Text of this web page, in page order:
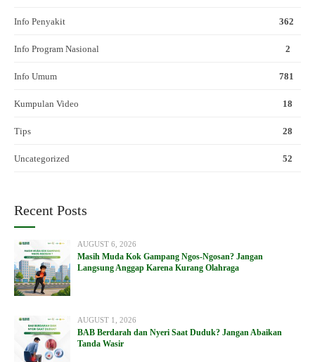
Info Penyakit 362
Info Program Nasional 2
Info Umum 781
Kumpulan Video 18
Tips 28
Uncategorized 52
Recent Posts
AUGUST 6, 2026
Masih Muda Kok Gampang Ngos-Ngosan? Jangan
Langsung Anggap Karena Kurang Olahraga
AUGUST 1, 2026
BAB Berdarah dan Nyeri Saat Duduk? Jangan Abaikan
Tanda Wasir